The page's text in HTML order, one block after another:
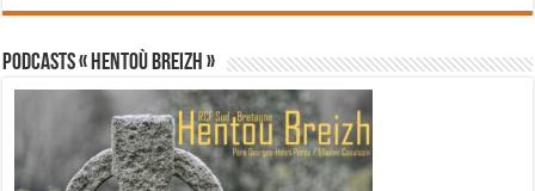
PODCASTS « Hentoù Breizh »